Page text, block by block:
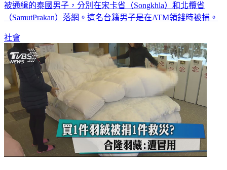
被通緝的泰國男子，分別在宋卡省（Songkhla）和北欖省
（SamutPrakan）落網。這名台籍男子是在ATM領錢時被捕。
社會